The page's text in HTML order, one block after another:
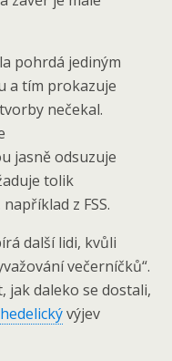
pohrdá jediným
a tím prokazuje
nečekal.
jasně odsuzuje
tolik
z FSS.
další lidi, kvůli
večerníčků“.
jak daleko se dostali,
výjev